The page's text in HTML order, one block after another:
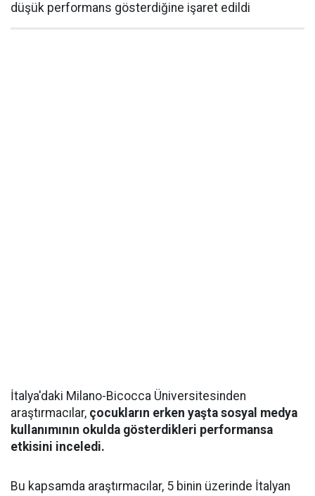
düşük performans gösterdiğine işaret edildi
İtalya'daki Milano-Bicocca Üniversitesinden
araştırmacılar, çocukların erken yaşta sosyal medya
kullanımının okulda gösterdikleri performansa
etkisini inceledi.
Bu kapsamda araştırmacılar, 5 binin üzerinde İtalyan